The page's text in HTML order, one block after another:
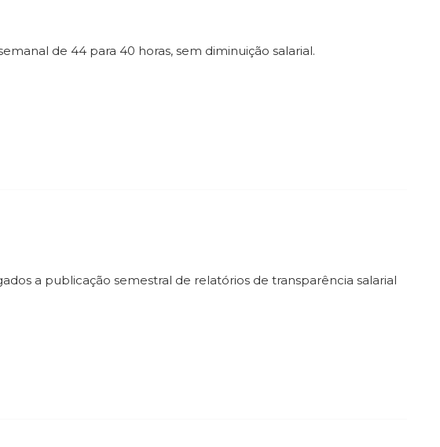
de 44 para 40 horas, sem diminuição salarial.
a publicação semestral de relatórios de transparência salarial